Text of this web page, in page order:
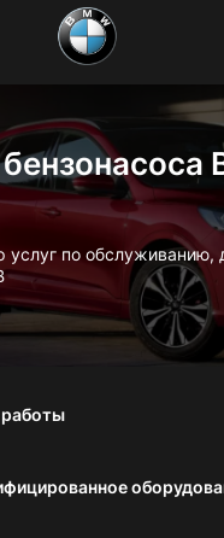
услуг по обслуживанию,
работы